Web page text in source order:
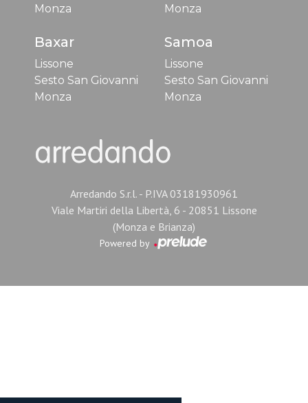
Monza
Monza
Baxar
Lissone
Sesto San Giovanni
Monza
Samoa
Lissone
Sesto San Giovanni
Monza
Arredando S.r.l. - P.IVA 03181930961
Viale Martiri della Libertà, 6 - 20851 Lissone
(Monza e Brianza)
Powered by